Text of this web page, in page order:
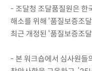
- 조달청 조달품질원은 한
해소를 위해 ‘품질보증조
최근 개정된 ‘품질보증조
- 본 워크숍에서 심사원들